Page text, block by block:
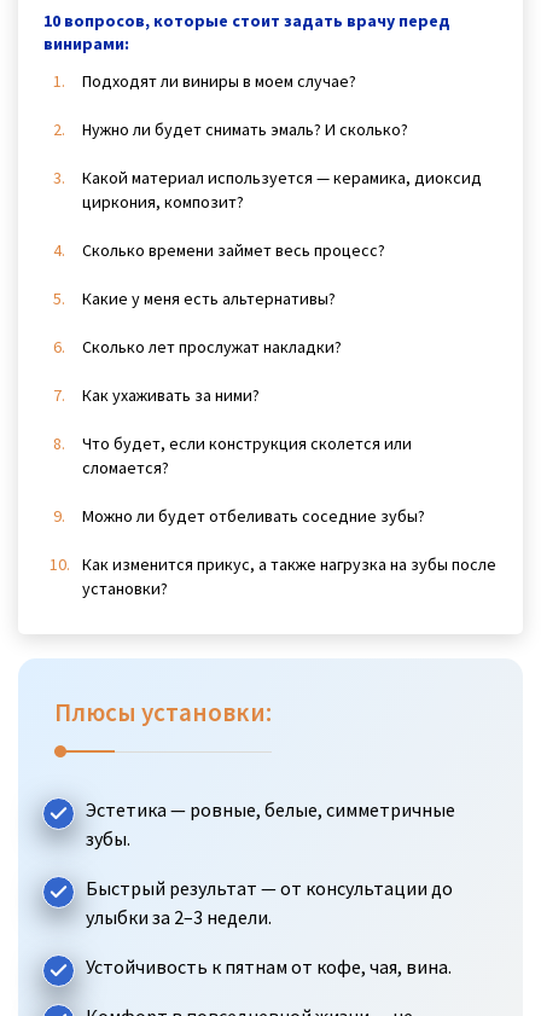
10 вопросов, которые стоит задать врачу перед
винирами:
Подходят ли виниры в моем случае?
Нужно ли будет снимать эмаль? И сколько?
Какой материал используется — керамика, диоксид
циркония, композит?
Сколько времени займет весь процесс?
Какие у меня есть альтернативы?
Сколько лет прослужат накладки?
Как ухаживать за ними?
Что будет, если конструкция сколется или
сломается?
Можно ли будет отбеливать соседние зубы?
Как изменится прикус, а также нагрузка на зубы после
установки?
Плюсы установки:
Эстетика — ровные, белые, симметричные
зубы.
Быстрый результат — от консультации до
улыбки за 2–3 недели.
Устойчивость к пятнам от кофе, чая, вина.